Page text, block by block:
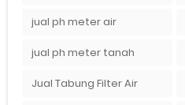
jual ph meter air
jual ph meter tanah
Jual Tabung Filter Air